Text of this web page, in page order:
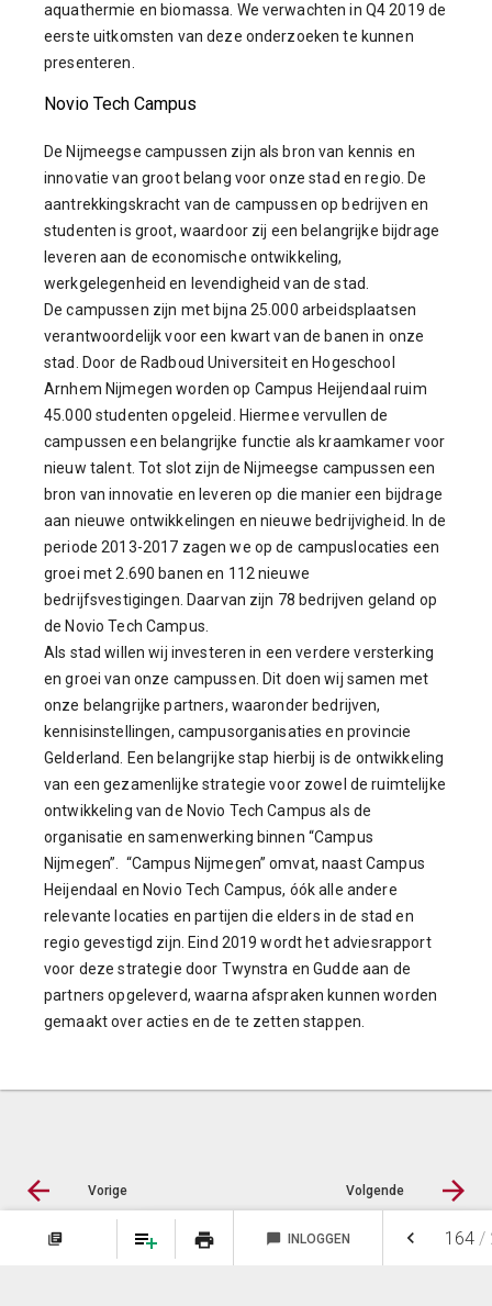
aquathermie en biomassa. We verwachten in Q4 2019 de
eerste uitkomsten van deze onderzoeken te kunnen
presenteren.
Novio Tech Campus
De Nijmeegse campussen zijn als bron van kennis en
innovatie van groot belang voor onze stad en regio. De
aantrekkingskracht van de campussen op bedrijven en
studenten is groot, waardoor zij een belangrijke bijdrage
leveren aan de economische ontwikkeling,
werkgelegenheid en levendigheid van de stad.
De campussen zijn met bijna 25.000 arbeidsplaatsen
verantwoordelijk voor een kwart van de banen in onze
stad. Door de Radboud Universiteit en Hogeschool
Arnhem Nijmegen worden op Campus Heijendaal ruim
45.000 studenten opgeleid. Hiermee vervullen de
campussen een belangrijke functie als kraamkamer voor
nieuw talent. Tot slot zijn de Nijmeegse campussen een
bron van innovatie en leveren op die manier een bijdrage
aan nieuwe ontwikkelingen en nieuwe bedrijvigheid. In de
periode 2013-2017 zagen we op de campuslocaties een
groei met 2.690 banen en 112 nieuwe
bedrijfsvestigingen. Daarvan zijn 78 bedrijven geland op
de Novio Tech Campus.
Als stad willen wij investeren in een verdere versterking
en groei van onze campussen. Dit doen wij samen met
onze belangrijke partners, waaronder bedrijven,
kennisinstellingen, campusorganisaties en provincie
Gelderland. Een belangrijke stap hierbij is de ontwikkeling
van een gezamenlijke strategie voor zowel de ruimtelijke
ontwikkeling van de Novio Tech Campus als de
organisatie en samenwerking binnen “Campus
Nijmegen”. “Campus Nijmegen” omvat, naast Campus
Heijendaal en Novio Tech Campus, óók alle andere
relevante locaties en partijen die elders in de stad en
regio gevestigd zijn. Eind 2019 wordt het adviesrapport
voor deze strategie door Twynstra en Gudde aan de
partners opgeleverd, waarna afspraken kunnen worden
gemaakt over acties en de te zetten stappen.
Vorige Volgende
© LIAS Software| Privacy statement
NOTITIES FAVORIETEN
library_books print chat_bubble INLOGGEN keyboard_arrow_left 164 /